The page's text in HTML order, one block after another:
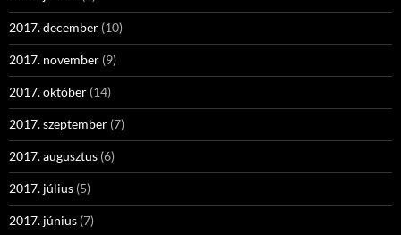
2017. december (10)
2017. november (9)
2017. október (14)
2017. szeptember (7)
2017. augusztus (6)
2017. július (5)
2017. június (7)